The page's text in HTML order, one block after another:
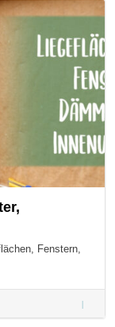
was du
glaubst
Fenstern,